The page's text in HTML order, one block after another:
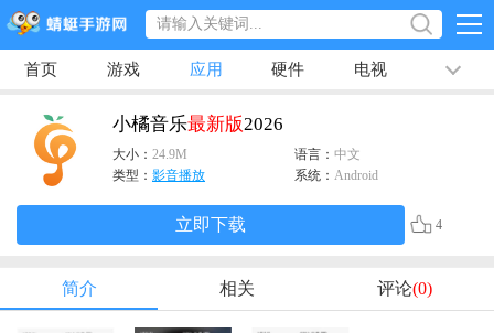
首页 游戏 应用 硬件 电视 排行榜
小橘音乐最新版2026
大小： 24.9M 语言： 中文
类型： 影音播放 系统： Android
立即下载 4
简介 相关 评论(0)